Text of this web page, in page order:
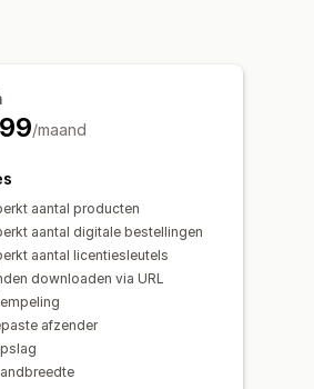
/maand
aantal producten
aantal digitale bestellingen
aantal licentiesleutels
downloaden via URL
afzender